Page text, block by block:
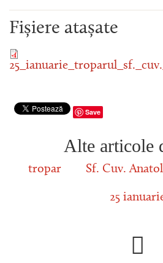
Fișiere atașate
Save
Alte articole
tropar Sf. Cuv.
25